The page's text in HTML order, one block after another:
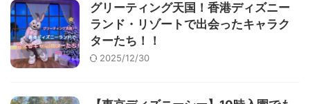
グリーティング天国！香港ディズニー
ランド・リゾートで出会ったキャラク
ターたち！！
2025/12/30